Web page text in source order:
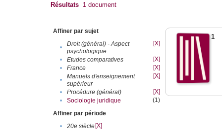
Résultats 1 document
Affiner par sujet
•
Droit (général) - Aspect
psychologique
[X]
• Etudes comparatives
[X]
•
France
[X]
•
Manuels d'enseignement
supérieur
[X]
• Procédure (général)
[X]
•
Sociologie juridique
(1)
Affiner par période
•
20e siècle[X]
1